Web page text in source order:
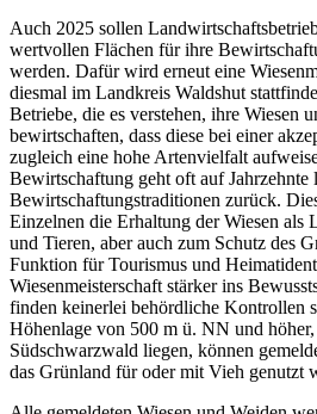
Auch 2025 sollen
wertvollen Flächen für ihre
werden. Dafür wird erneut eine
diesmal im Landkreis Waldshut
Betriebe, die es verstehen, ihre Wiesen
bewirtschaften, dass diese bei einer
zugleich eine hohe Artenvielfalt
Bewirtschaftung geht oft auf Jahrzehnte
Bewirtschaftungstraditionen zurück.
Einzelnen die Erhaltung der Wiesen als
und Tieren, aber auch zum Schutz des
Funktion für Tourismus und
Wiesenmeisterschaft stärker ins
finden keinerlei behördliche Kontrollen
Höhenlage von 500 m ü. NN und
Südschwarzwald liegen, können
das Grünland für oder mit Vieh genutzt